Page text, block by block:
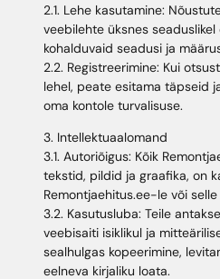
2.1. Lehe kasutamine:
veebilehte üksnes
kohalduvaid seadusi ja
2.2. Registreerimine: Kui
lehel, peate esitama täpseid
oma kontole turvalisuse.
3. Intellektuaalomand
3.1. Autoriõigus: Kõik
tekstid, pildid ja graafika, on
Remontjaehitus.ee-le või
3.2. Kasutusluba: Teile
veebisaiti isiklikul ja
sealhulgas kopeerimine,
eelneva kirjaliku loata.